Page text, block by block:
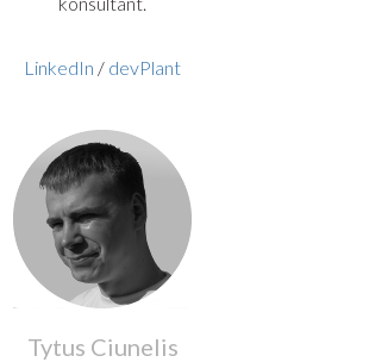
LinkedIn / devPlant
Tytus Ciunelis